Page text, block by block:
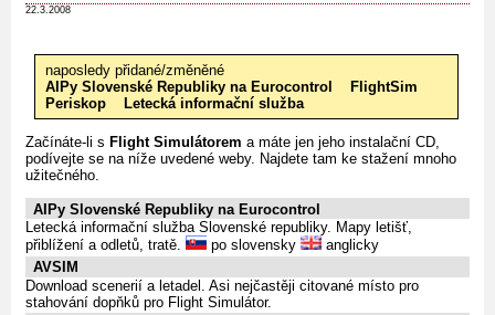
22.3.2008
naposledy přidané/změněné
AIPy Slovenské Republiky na Eurocontrol
FlightSim
Periskop
Letecká informační služba
Začínáte-li s Flight Simulátorem a máte jen jeho instalační CD,
podívejte se na níže uvedené weby. Najdete tam ke stažení mnoho
užitečného.
AIPy Slovenské Republiky na Eurocontrol
Letecká informační služba Slovenské republiky. Mapy letišť,
přiblížení a odletů, tratě.
po slovensky
anglicky
AVSIM
Download scenerií a letadel. Asi nejčastěji citované místo pro
stahování dopňků pro Flight Simulátor.